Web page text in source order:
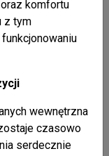
rozvoji,
platformu
prostredníctvom
aktivít,
obyvateľov
komfortu
z tym
wewnętrzna
czasowo
serdecznie